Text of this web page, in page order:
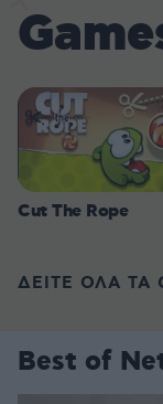
Cut The Rope
ΔΕΙΤΕ ΟΛΑ ΤΑ
Best of